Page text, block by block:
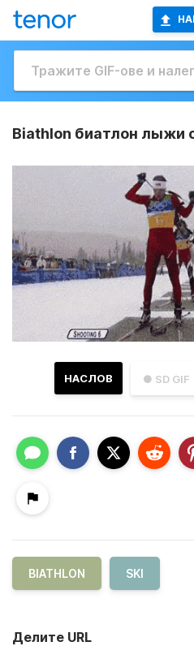
Biathlon биатлон лыжи
● SD GIF
НАСЛОВ
BIATHLON SKI
Делите URL